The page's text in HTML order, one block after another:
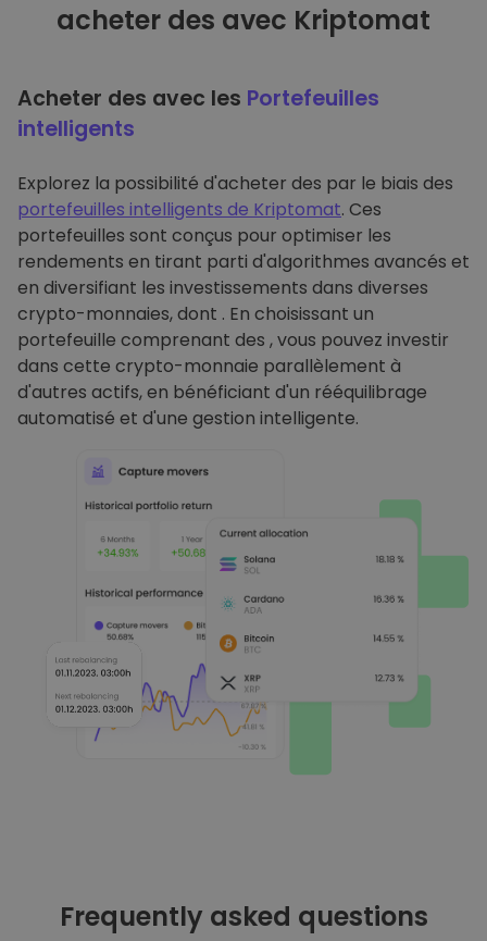
acheter des avec Kriptomat
Acheter des avec les Portefeuilles
intelligents
Explorez la possibilité d'acheter des par le biais des
portefeuilles intelligents de Kriptomat. Ces
portefeuilles sont conçus pour optimiser les
rendements en tirant parti d'algorithmes avancés et
en diversifiant les investissements dans diverses
crypto-monnaies, dont . En choisissant un
portefeuille comprenant des , vous pouvez investir
dans cette crypto-monnaie parallèlement à
d'autres actifs, en bénéficiant d'un rééquilibrage
automatisé et d'une gestion intelligente.
Frequently asked questions